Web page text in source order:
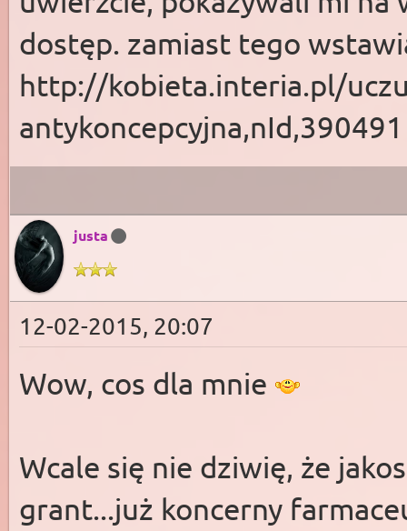
dostęp. zamiast tego
http://kobieta.interia.pl/
antykoncepcyjna,nId,390491
justa
12-02-2015, 20:07
Wow, cos dla mnie
Wcale się nie dziwię, że
grant...już koncerny